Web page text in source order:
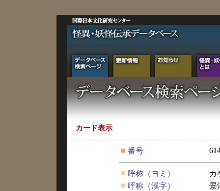
カード表示
■ 番号
■ 呼称（ヨミ）
カ
■ 呼称（漢字） 景